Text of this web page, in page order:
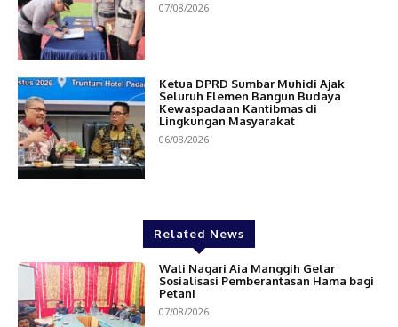
07/08/2026
Ketua DPRD Sumbar Muhidi Ajak
Seluruh Elemen Bangun Budaya
Kewaspadaan Kantibmas di
Lingkungan Masyarakat
06/08/2026
Related News
Wali Nagari Aia Manggih Gelar
Sosialisasi Pemberantasan Hama bagi
Petani
07/08/2026